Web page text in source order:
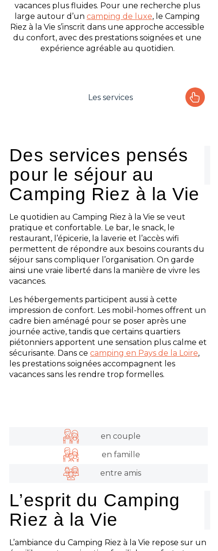
vacances plus fluides. Pour une recherche plus
large autour d’un camping de luxe, le Camping
Riez à la Vie s’inscrit dans une approche accessible
du confort, avec des prestations soignées et une
expérience agréable au quotidien.
Les services
Les activités
Les infos pratiques
Des services pensés
pour le séjour au
Camping Riez à la Vie
Le quotidien au Camping Riez à la Vie se veut
pratique et confortable. Le bar, le snack, le
restaurant, l’épicerie, la laverie et l’accès wifi
permettent de répondre aux besoins courants du
séjour sans compliquer l’organisation. On garde
ainsi une vraie liberté dans la manière de vivre les
vacances.
Les hébergements participent aussi à cette
impression de confort. Les mobil-homes offrent un
cadre bien aménagé pour se poser après une
journée active, tandis que certains quartiers
piétonniers apportent une sensation plus calme et
sécurisante. Dans cecamping en Pays de la Loire,
les prestations soignées accompagnent les
vacances sans les rendre trop formelles.
en couple
en famille
entre amis
L’esprit du Camping
Riez à la Vie
L’ambiance du Camping Riez à la Vie repose sur un